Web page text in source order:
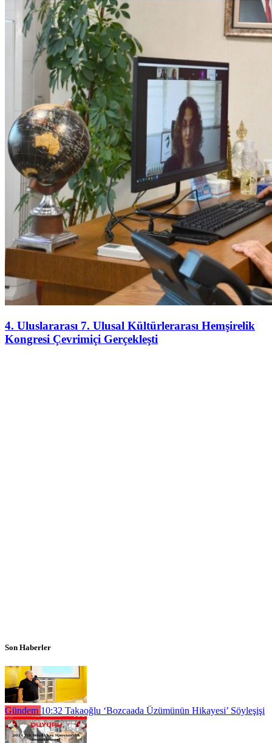
4. Uluslararası 7. Ulusal Kültürlerarası Hemşirelik
Kongresi Çevrimiçi Gerçekleşti
Son Haberler
Gündem 10:32 Takaoğlu ‘Bozcaada Üzümünün Hikayesi’ Söyleşişi